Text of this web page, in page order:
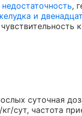
,
и
суточная
сут, частота